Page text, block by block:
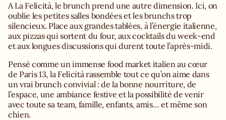
A La Felicità, le brunch prend une autre dimension. Ici, on
oublie les petites salles bondées et les brunchs trop
silencieux. Place aux grandes tablées, à l’énergie italienne,
aux pizzas qui sortent du four, aux cocktails du week-end
et aux longues discussions qui durent toute l’après-midi.
Pensé comme un immense food market italien au cœur
de Paris 13, la Felicità rassemble tout ce qu’on aime dans
un vrai brunch convivial : de la bonne nourriture, de
l’espace, une ambiance festive et la possibilité de venir
avec toute sa team, famille, enfants, amis… et même son
chien.